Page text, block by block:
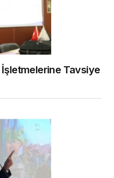
İşletmelerine Tavsiye